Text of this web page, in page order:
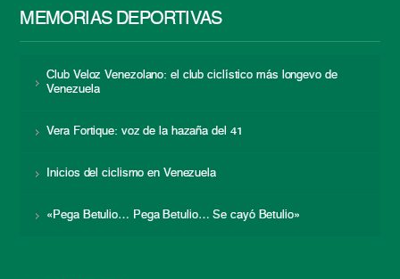
MEMORIAS DEPORTIVAS
Club Veloz Venezolano: el club ciclístico más longevo de
Venezuela
Vera Fortique: voz de la hazaña del 41
Inicios del ciclismo en Venezuela
«Pega Betulio… Pega Betulio… Se cayó Betulio»